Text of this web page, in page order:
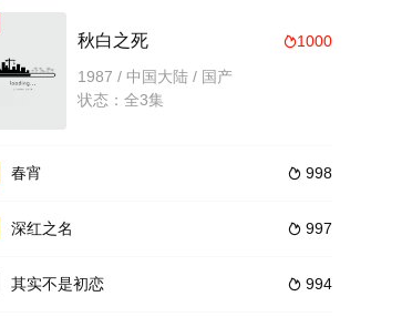
1000
秋白之死
1987 / 中国大陆 / 国产
状态：全3集
 998
春宵
 997
深红之名
 994
其实不是初恋